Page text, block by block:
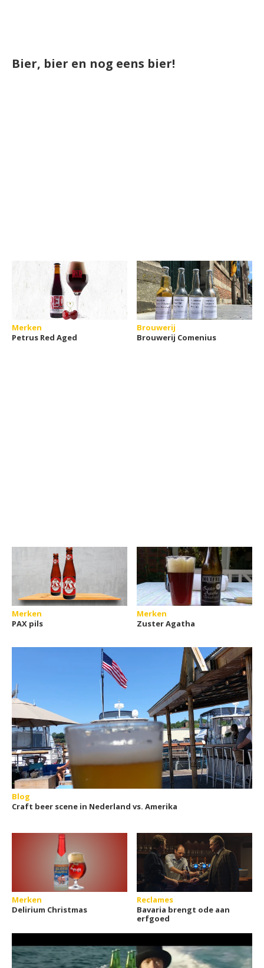
Bier, bier en nog eens bier!
Merken
Petrus Red Aged
Brouwerij
Brouwerij Comenius
Merken
PAX pils
Merken
Zuster Agatha
Blog
Craft beer scene in Nederland vs. Amerika
Merken
Delirium Christmas
Reclames
Bavaria brengt ode aan
erfgoed